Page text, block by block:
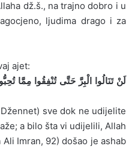
dž.š., na trajno dobro i u
ljudima drago i za
ajet:
sve dok ne udijelite
a bilo šta vi udijelili, Allah
Imran, 92) došao je ashab